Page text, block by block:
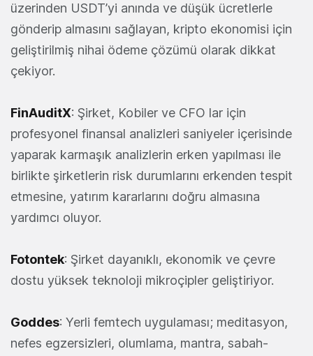
üzerinden USDT’yi anında ve düşük ücretlerle
gönderip almasını sağlayan, kripto ekonomisi için
geliştirilmiş nihai ödeme çözümü olarak dikkat
çekiyor.
FinAuditX: Şirket, Kobiler ve CFO lar için
profesyonel finansal analizleri saniyeler içerisinde
yaparak karmaşık analizlerin erken yapılması ile
birlikte şirketlerin risk durumlarını erkenden tespit
etmesine, yatırım kararlarını doğru almasına
yardımcı oluyor.
Fotontek: Şirket dayanıklı, ekonomik ve çevre
dostu yüksek teknoloji mikroçipler geliştiriyor.
Goddes: Yerli femtech uygulaması; meditasyon,
nefes egzersizleri, olumlama, mantra, sabah-